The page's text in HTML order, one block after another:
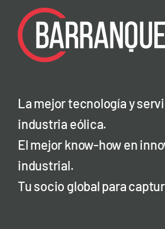
La mejor tecnología y
industria eólica.
El mejor know-how en
industrial.
Tu socio global para